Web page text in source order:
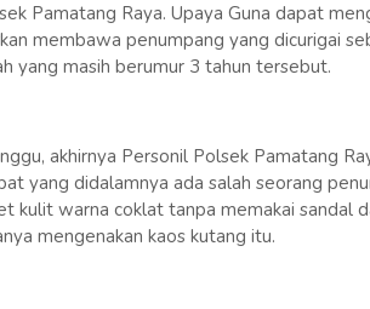
Pamatang Raya. Upaya Guna dapat
membawa penumpang yang dicurigai
yang masih berumur 3 tahun tersebut.
akhirnya Personil Polsek Pamatang
yang didalamnya ada salah seorang
kulit warna coklat tanpa memakai sandal
mengenakan kaos kutang itu.